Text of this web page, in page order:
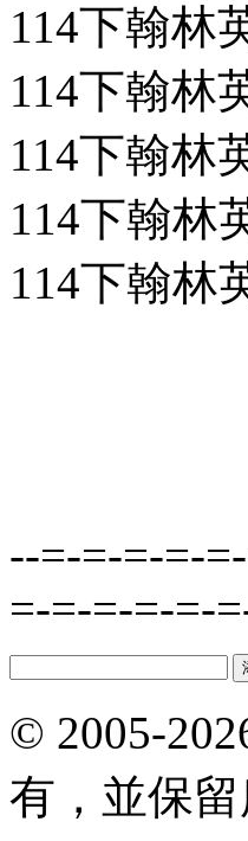
114下翰林
114下翰林
114下翰林
114下翰林
114下翰林
--=-=-=-=-
=-=-=-=-=-
© 2005-
有，並保留